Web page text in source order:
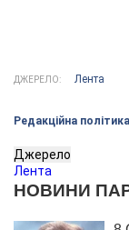
ДЖЕРЕЛО: Лента
Редакційна політика
Джерело
Лента